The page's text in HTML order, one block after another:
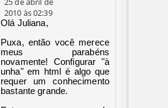
2010 às 02:39
Olá Juliana,
Puxa, então você merece
meus parabéns
novamente! Configurar "à
unha" em html é algo que
requer um conhecimento
bastante grande.